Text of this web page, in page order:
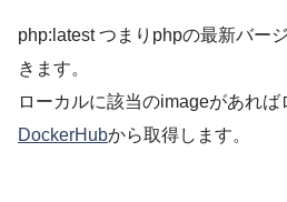
php:latest つまりphpの最新バー
きます。
ローカルに該当のimageがあれ
DockerHubから取得します。